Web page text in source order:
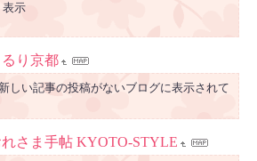
表示
るり京都
しい記事の投稿がないブログに表示されて
れさま手帖 KYOTO-STYLE